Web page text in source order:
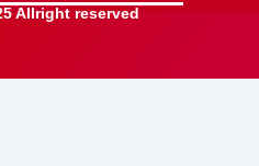
Allright reserved